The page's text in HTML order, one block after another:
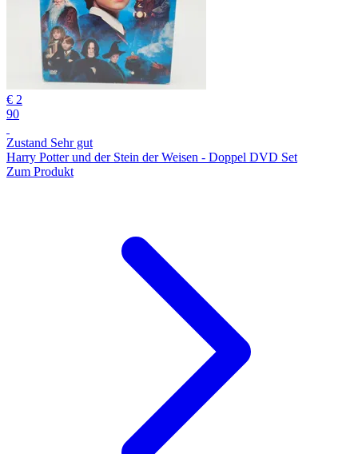
€ 2
90
Zustand Sehr gut
Harry Potter und der Stein der Weisen - Doppel DVD Set
Zum Produkt